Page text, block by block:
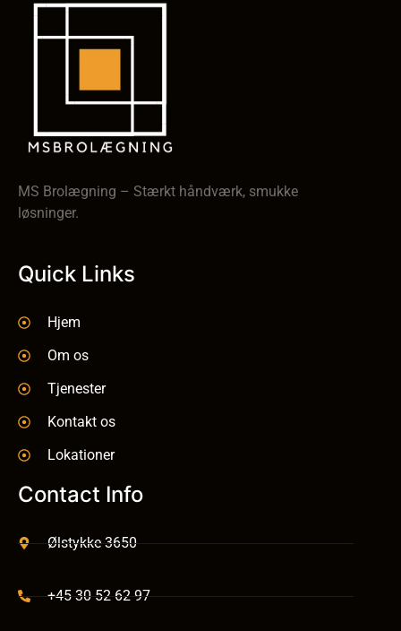
MS Brolægning – Stærkt håndværk, smukke
løsninger.
Quick Links
Hjem
Om os
Tjenester
Kontakt os
Lokationer
Contact Info
Ølstykke 3650
+45 30 52 62 97